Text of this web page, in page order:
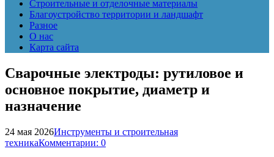
Строительные и отделочные материалы
Благоустройство территории и ландшафт
Разное
О нас
Карта сайта
Сварочные электроды: рутиловое и
основное покрытие, диаметр и
назначение
24 мая 2026Инструменты и строительная
техникаКомментарии: 0